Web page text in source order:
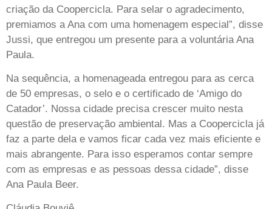
criação da Coopercicla. Para selar o agradecimento,
premiamos a Ana com uma homenagem especial”, disse
Jussi, que entregou um presente para a voluntária Ana
Paula.
Na sequência, a homenageada entregou para as cerca
de 50 empresas, o selo e o certificado de ‘Amigo do
Catador’. Nossa cidade precisa crescer muito nesta
questão de preservação ambiental. Mas a Coopercicla já
faz a parte dela e vamos ficar cada vez mais eficiente e
mais abrangente. Para isso esperamos contar sempre
com as empresas e as pessoas dessa cidade”, disse
Ana Paula Beer.